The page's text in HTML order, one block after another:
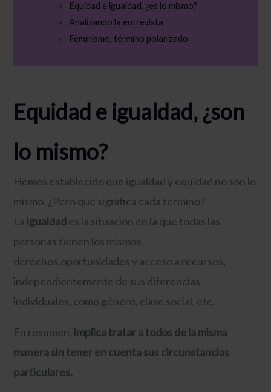
Equidad e igualdad, ¿es lo mismo?
Analizando la entrevista
Feminismo, término polarizado
Equidad e igualdad, ¿son
lo mismo?
Hemos establecido que igualdad y equidad no son lo
mismo. ¿Pero qué significa cada término?
Laigualdades la situación en la que todas las
personas tienen los mismos
derechos,oportunidades y acceso a recursos,
independientemente de sus diferencias
individuales, como género, clase social, etc.
En resumen,implica tratar a todos de la misma
manera sin tener en cuenta sus circunstancias
particulares.